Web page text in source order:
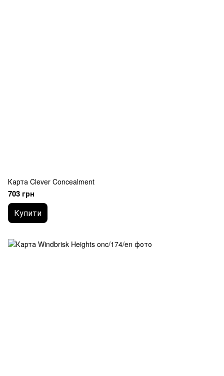
Карта Clever Concealment
703 грн
Купити